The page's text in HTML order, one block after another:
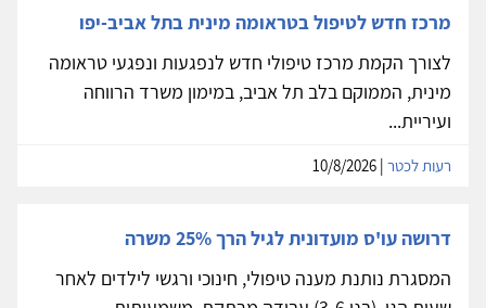
מרכז חדש לטיפול בטראומה מינית בתל אביב-יפו
לצורך הקמת מרכז טיפולי חדש לנפגעות ונפגעי טראומה
מינית, הממוקם בלב תל אביב, במימון משרד הרווחה
ועיריית...
רעות לכטר
דרושה עו'ס מועדונית לגיל הרך 25% משרה
המסגרת נותנת מענה טיפולי, חינוכי ורגשי לילדים לאחר